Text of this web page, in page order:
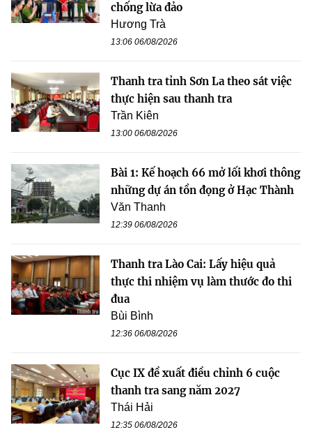
chống lừa đảo
Hương Trà
13:06 06/08/2026
Thanh tra tỉnh Sơn La theo sát việc
thực hiện sau thanh tra
Trần Kiên
13:00 06/08/2026
Bài 1: Kế hoạch 66 mở lối khơi thông
những dự án tồn đọng ở Hạc Thành
Văn Thanh
12:39 06/08/2026
Thanh tra Lào Cai: Lấy hiệu quả
thực thi nhiệm vụ làm thước đo thi
đua
Bùi Bình
12:36 06/08/2026
Cục IX đề xuất điều chỉnh 6 cuộc
thanh tra sang năm 2027
Thái Hải
12:35 06/08/2026